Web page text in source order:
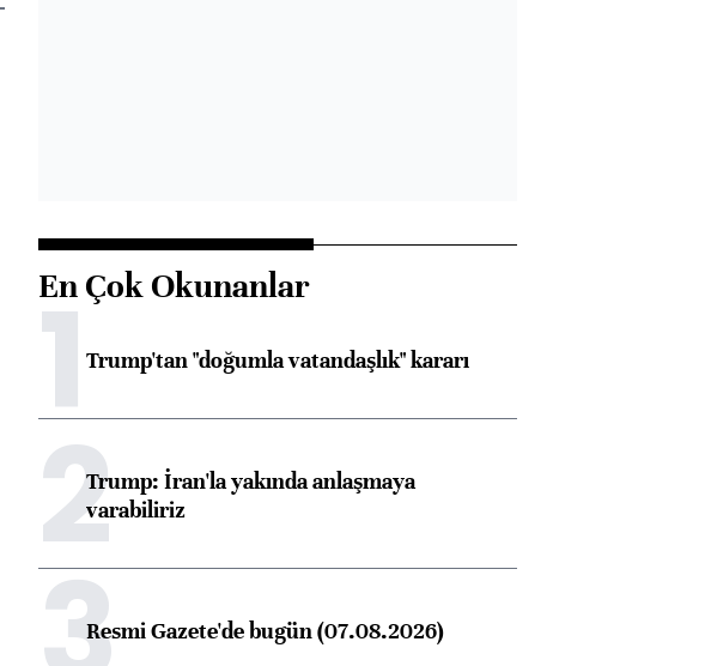
En Çok Okunanlar
1Trump'tan "doğumla vatandaşlık" kararı
2Trump: İran'la yakında anlaşmaya
varabiliriz
Resmi Gazete'de bugün (07.08.2026)